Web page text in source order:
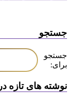
جستجو
جستجو
برای:
نوشته های تازه